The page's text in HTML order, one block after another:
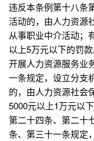
违反本条例第十八条
活动的，由人力资源
从事职业中介活动；
以上5万元以下的罚
开展人力资源服务业
一条规定，设立分支
的，由人力资源社会
5000元以上1万元
第二十四条、第二十
条、第三十一条规定